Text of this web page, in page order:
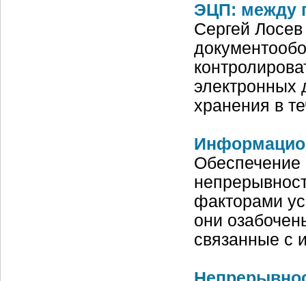
ЭЦП: между
Сергей
электронных
хранения в
Обеспечение
факторами
они
связанные с